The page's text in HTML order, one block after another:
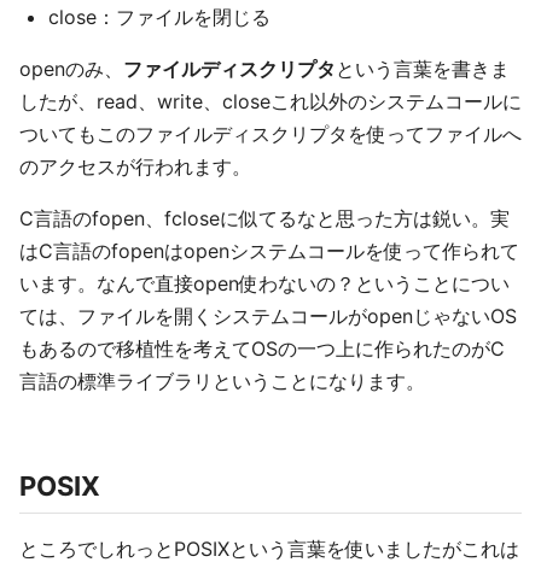
close：ファイルを閉じる
openのみ、 ファイルディスクリプタ という言葉を書きま
したが、read、write、closeこれ以外のシステムコールに
ついてもこのファイルディスクリプタを使ってファイルへ
のアクセスが行われます。
C言語のfopen、fcloseに似てるなと思った方は鋭い。実
はC言語のfopenはopenシステムコールを使って作られて
います。なんで直接open使わないの？ということについ
ては、ファイルを開くシステムコールがopenじゃないOS
もあるので移植性を考えてOSの一つ上に作られたのがC
言語の標準ライブラリということになります。
POSIX
ところでしれっとPOSIXという言葉を使いましたがこれは